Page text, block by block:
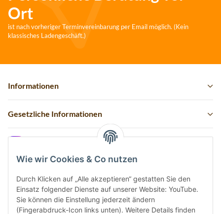
Wie wir Cookies & Co nutzen
Durch Klicken auf „Alle akzeptieren“ gestatten Sie den
Einsatz folgender Dienste auf unserer Website: YouTube.
Sie können die Einstellung jederzeit ändern
(Fingerabdruck-Icon links unten). Weitere Details finden
Ort
ist nach vorheriger Terminvereinbarung per Email möglich. (Kein
klassisches Ladengeschäft.)
Informationen
Gesetzliche Informationen
Vertrag widerrufen
Sicher bezahlen via: